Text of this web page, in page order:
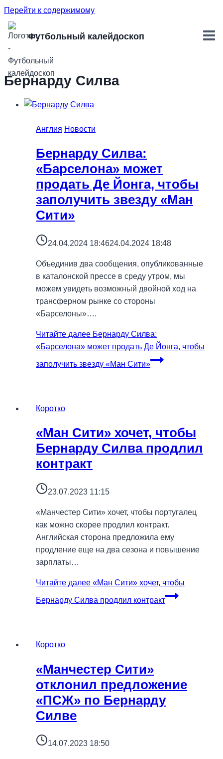
Перейти к содержимому
Футбольный калейдоскоп
Бернарду Силва
Англия Новости
Бернарду Силва:
«Барселона» может
продать Де Йонга, чтобы
заполучить звезду «Ман
Сити»
24.04.2024 18:4624.04.2024 18:48
Объединив два сообщения, опубликованные
в каталонской прессе в среду утром, мы
можем увидеть возможный двойной ход на
трансферном рынке со стороны
«Барселоны»….
Читайте далее Бернарду Силва:
«Барселона» может продать Де Йонга, чтобы
заполучить звезду «Ман Сити»
Коротко
«Ман Сити» хочет, чтобы
Бернарду Силва продлил
контракт
23.07.2023 11:15
«Манчестер Сити» хочет, чтобы португалец
как можно скорее продлил контракт.
Английская сторона предложила ему
продление еще на два сезона и повышение
зарплаты…
Читайте далее «Ман Сити» хочет, чтобы
Бернарду Силва продлил контракт
Коротко
«Манчестер Сити»
отклонил предложение
«ПСЖ» по Бернарду
Силве
14.07.2023 18:50